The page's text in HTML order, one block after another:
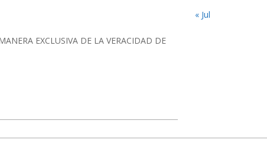
EXCLUSIVA DE LA VERACIDAD DE
« Jul